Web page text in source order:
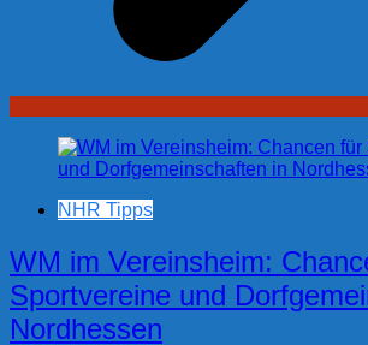
NHR Tipps
WM im Vereinsheim:
Sportvereine und
Nordhessen